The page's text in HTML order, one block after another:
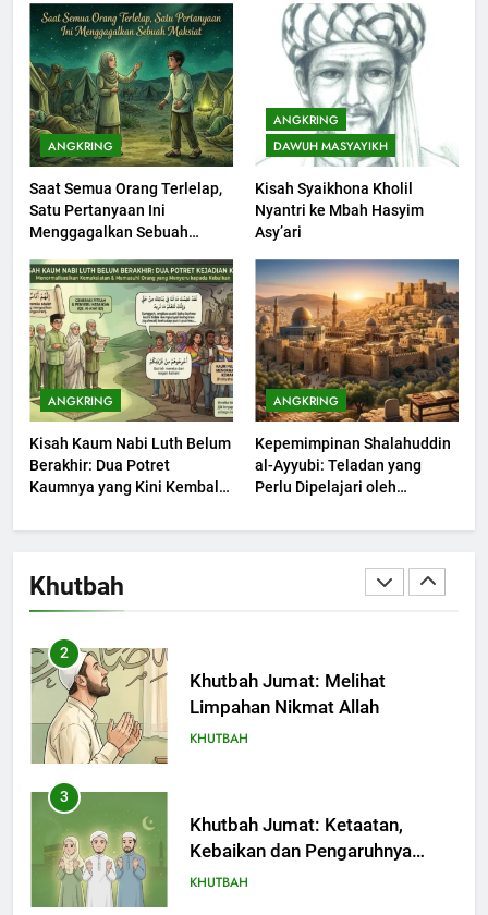
ANGKRING
Saat Semua Orang Terlelap,
Satu Pertanyaan Ini
Menggagalkan Sebuah
ANGKRING
DAWUH MASYAYIKH
Kisah Syaikhona Kholil
Nyantri ke Mbah Hasyim
Asy’ari
ANGKRING
Kisah Kaum Nabi Luth Belum
Berakhir: Dua Potret
Kaumnya yang Kini Kembali
ANGKRING
Kepemimpinan Shalahuddin
al-Ayyubi: Teladan yang
Perlu Dipelajari oleh
(2)
Khutbah
KHUTBAH
202
Khutbah Jumat : Supaya Amal
Bisa Diterima
KHUTBAH
203
Muharram Bulan Bersejarah
KHUTBAH
1
Khutbah Jumat: Mengapa Orang
Dengki Tak Akan Pernah
Berjaya?
KHUTBAH
Khutbah Jumat: Melihat
Limpahan Nikmat Allah
3
Khutbah Jumat: Ketaatan,
Kebaikan dan Pengaruhnya
dalam Jiwa Manusia
KHUTBAH
4
Khutbah Jumat: Safar Bukan
Bulan Sial
KHUTBAH